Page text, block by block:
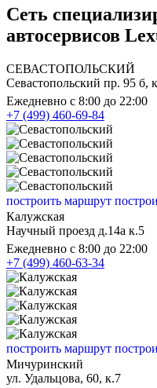
Сеть
автосервисов
СЕВАСТОПОЛЬСКИЙ
Севастопольский пр. 95 б,
Ежедневно с 8:00 до 22:00
+7 (499) 460-69-84
построить маршрут
Калужская
Научный проезд д.14а к.5
Ежедневно с 8:00 до 22:00
+7 (499) 460-63-34
построить маршрут
Мичуринский
ул. Удальцова, 60, к.7